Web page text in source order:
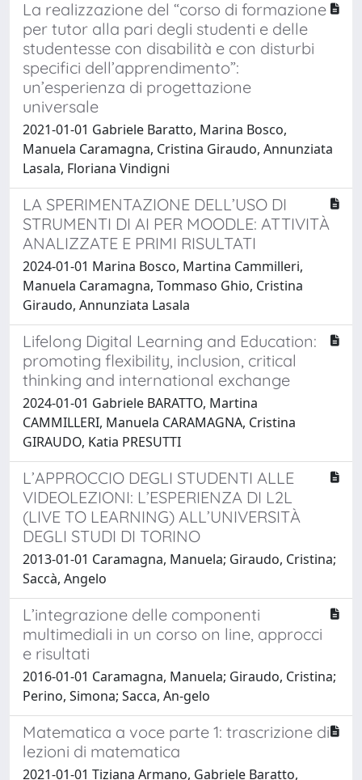
La realizzazione del “corso di formazione
per tutor alla pari degli studenti e delle
studentesse con disabilità e con disturbi
specifici dell’apprendimento”:
un’esperienza di progettazione
universale
2021-01-01 Gabriele Baratto, Marina Bosco,
Manuela Caramagna, Cristina Giraudo, Annunziata
Lasala, Floriana Vindigni
LA SPERIMENTAZIONE DELL’USO DI
STRUMENTI DI AI PER MOODLE: ATTIVITÀ
ANALIZZATE E PRIMI RISULTATI
2024-01-01 Marina Bosco, Martina Cammilleri,
Manuela Caramagna, Tommaso Ghio, Cristina
Giraudo, Annunziata Lasala
Lifelong Digital Learning and Education:
promoting flexibility, inclusion, critical
thinking and international exchange
2024-01-01 Gabriele BARATTO, Martina
CAMMILLERI, Manuela CARAMAGNA, Cristina
GIRAUDO, Katia PRESUTTI
L’APPROCCIO DEGLI STUDENTI ALLE
VIDEOLEZIONI: L’ESPERIENZA DI L2L
(LIVE TO LEARNING) ALL’UNIVERSITÀ
DEGLI STUDI DI TORINO
2013-01-01 Caramagna, Manuela; Giraudo, Cristina;
Saccà, Angelo
L’integrazione delle componenti
multimediali in un corso on line, approcci
e risultati
2016-01-01 Caramagna, Manuela; Giraudo, Cristina;
Perino, Simona; Sacca, An-gelo
Matematica a voce parte 1: trascrizione di
lezioni di matematica
2021-01-01 Tiziana Armano, Gabriele Baratto,